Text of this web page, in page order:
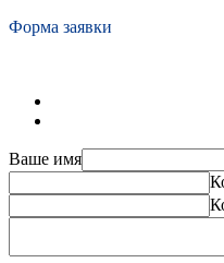
Форма заявки
Ваше имя